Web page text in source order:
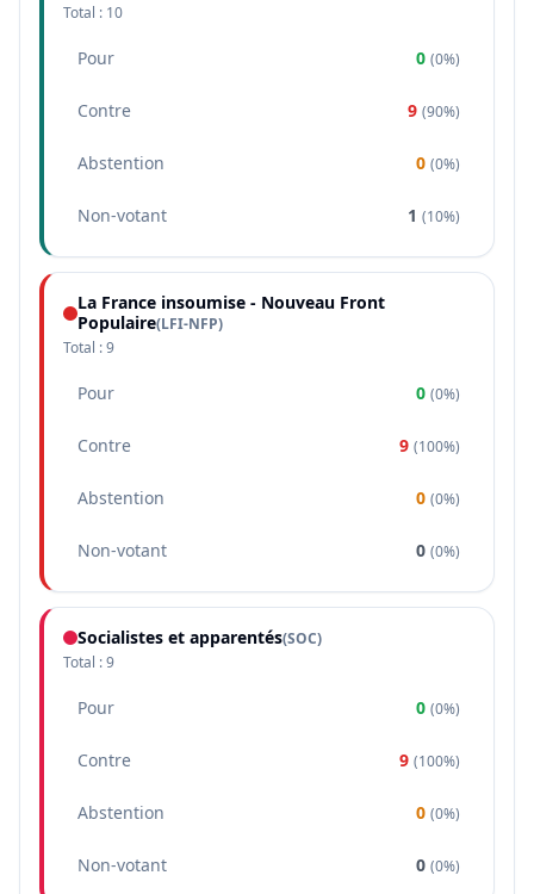
Total : 10
Pour 0 (0%)
Contre 9 (90%)
Abstention 0 (0%)
Non-votant 1 (10%)
La France insoumise - Nouveau Front
Populaire(LFI-NFP)
Total :9
Pour 0 (0%)
Contre 9 (100%)
Abstention 0 (0%)
Non-votant 0 (0%)
Socialistes et apparentés(SOC)
Total :9
Pour 0 (0%)
Contre 9 (100%)
Abstention 0 (0%)
Non-votant 0 (0%)